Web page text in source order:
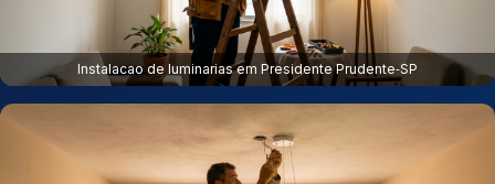
Instalacao de luminarias em Presidente Prudente‑SP